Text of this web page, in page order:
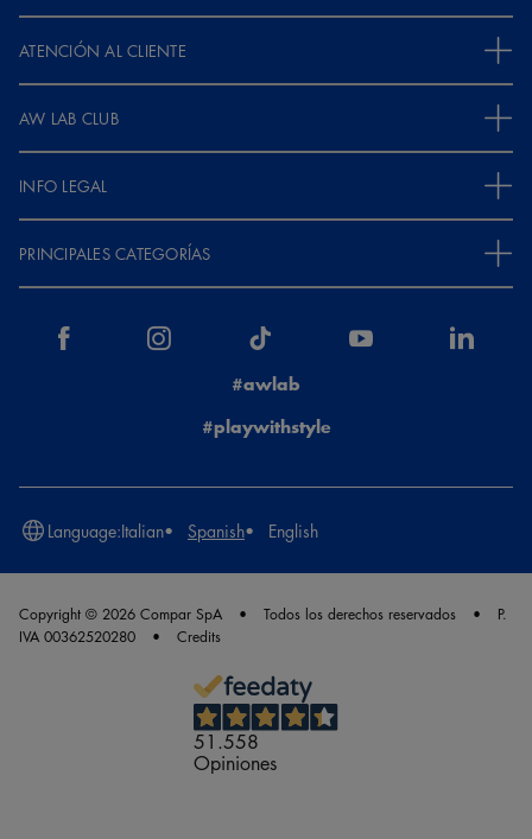
ATENCIÓN AL CLIENTE
AW LAB CLUB
INFO LEGAL
PRINCIPALES CATEGORÍAS
#awlab
#playwithstyle
Language:Italian Spanish English
Copyright © 2026 Compar SpA Todos los derechos reservados
P.
IVA 00362520280
Credits
51.558
Opiniones